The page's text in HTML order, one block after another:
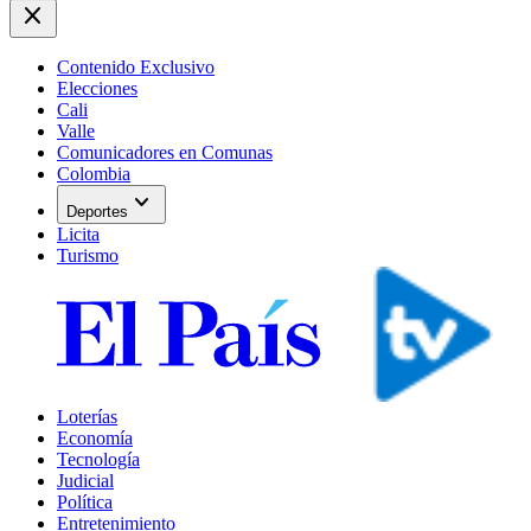
close
Contenido Exclusivo
Elecciones
Cali
Valle
Comunicadores en Comunas
Colombia
Deportes expand_more
Licita
Turismo
Loterías
Economía
Tecnología
Judicial
Política
Entretenimiento